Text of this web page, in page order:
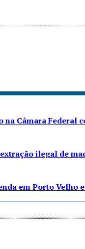
Câmara Federal
ilegal de
em Porto